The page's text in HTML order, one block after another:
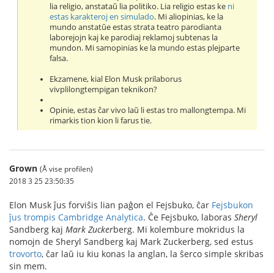
lia religio, anstataŭ lia politiko. Lia religio estas ke ni
estas karakteroj en simulado. Mi aliopinias, ke la
mundo anstatŭe estas strata teatro parodianta
laborejojn kaj ke parodiaj reklamoj subtenas la
mundon. Mi samopinias ke la mundo estas plejparte
falsa.
Ekzamene, kial Elon Musk prilaborus
vivplilongtempigan teknikon?
Opinie, estas ĉar vivo laŭ li estas tro mallongtempa. Mi
rimarkis tion kion li farus tie.
Grown (Å vise profilen)
2018 3 25 23:50:35
Elon Musk ĵus forviŝis lian paĝon el Fejsbuko, ĉar Fejsbukon
ĵus trompis Cambridge Analytica. Ĉe Fejsbuko, laboras Sheryl
Sandberg kaj Mark Zuckerberg. Mi kolembure mokridus la
nomojn de Sheryl Sandberg kaj Mark Zuckerberg, sed estus
trovorto, ĉar laŭ iu kiu konas la anglan, la ŝerco simple skribas
sin mem.